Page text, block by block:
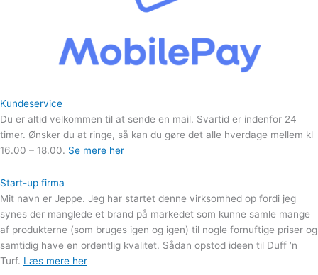
Kundeservice
Du er altid velkommen til at sende en mail. Svartid er indenfor 24
timer. Ønsker du at ringe, så kan du gøre det alle hverdage mellem kl
16.00 – 18.00. Se mere her
Start-up firma
Mit navn er Jeppe. Jeg har startet denne virksomhed op fordi jeg
synes der manglede et brand på markedet som kunne samle mange
af produkterne (som bruges igen og igen) til nogle fornuftige priser og
samtidig have en ordentlig kvalitet. Sådan opstod ideen til Duff ‘n
Turf. Læs mere her